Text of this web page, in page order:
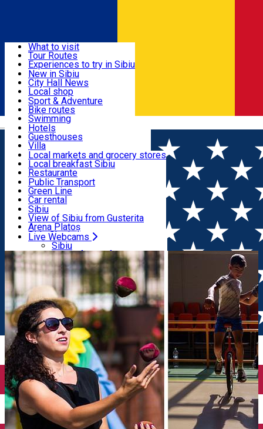
Română
Useful info
Activities & Adventure
Accommodation
Food, Drinks & Nightlife
Transport & Parking
Live Webcams
What to visit
Tour Routes
Experiences to try in Sibiu
Podcast
Culture
Museums
Churches
Parks, Zoo
County of Sibiu
New in Sibiu
City Hall News
Local shop
Sibiu artisans
Sibiul Verde
Public services
Education
How do I get to Sibiu
Tourist Info
Tour Guides
Guided tours
Publicații locale
Beauty salons
Sport & Adventure
Bike routes
Swimming
Riding
Indoor activities
Loc de joacă indoor
Loc de joacă outdoor
Ski
Ice skating
Yoga
Hotels
Guesthouses
Villa
Hostels
Motel
Camping
Renting rooms
Rooms for rent
Accommodation outside Sibiu
Local markets and grocery stores
Local breakfast Sibiu
Restaurante
Pizza
Fast Food
Coffee
Sweets
Pub, Bar
Night clubs
Bakeries
Public Transport
Green Line
Car rental
Rent a bike
Scooter rentals
Taxi
Ride Sharing
Parking tickets
Parking places
Electric vehicle charging points
Sibiu
View of Sibiu from Gusterita
Arena Platoș
Live Webcams
Sibiu
View of Sibiu from Gusterita
Arena Platoș
Home Organization Alandala Circus Project